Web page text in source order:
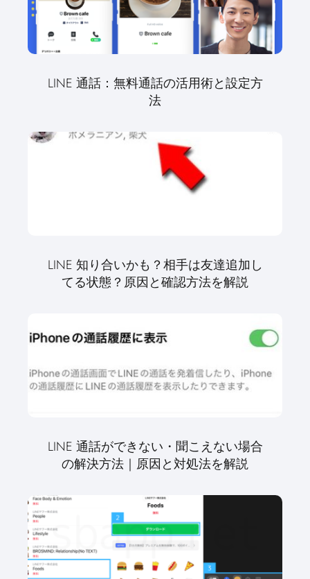
LINE 通話：無料通話の活用術と設定方
法
LINE 知り合いかも？相手は友達追加し
てる状態？原因と確認方法を解説
LINE 通話ができない・聞こえない場合
の解決方法｜原因と対処法を解説